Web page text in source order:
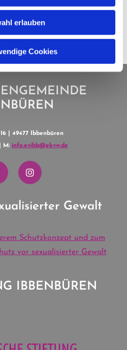
erlauben
Cookies
| 49477 Ibbenbüren
M: info.evibb@ekvw.de
Gewalt
Schutzkonzept und zum
vor sexualisierter Gewalt
IBBENBÜREN